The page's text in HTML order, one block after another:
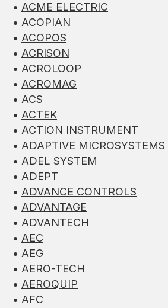
• ACME ELECTRIC
• ACOPIAN
• ACOPOS
• ACRISON
• ACROLOOP
• ACROMAG
• ACS
• ACTEK
• ACTION INSTRUMENT
• ADAPTIVE MICROSYSTEMS
• ADEL SYSTEM
• ADEPT
• ADVANCE CONTROLS
• ADVANTAGE
• ADVANTECH
• AEC
• AEG
• AERO-TECH
• AEROQUIP
• AFC